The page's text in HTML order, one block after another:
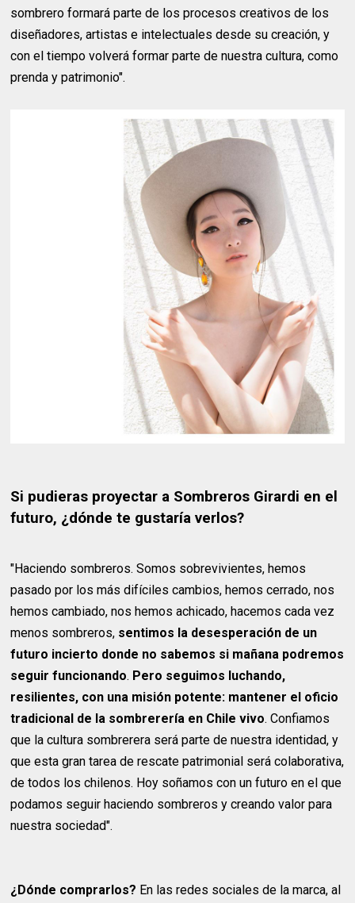
sombrero formará parte de los procesos creativos de los
diseñadores, artistas e intelectuales desde su creación, y
con el tiempo volverá formar parte de nuestra cultura, como
prenda y patrimonio".
Si pudieras proyectar a Sombreros Girardi en el
futuro, ¿dónde te gustaría verlos?
"Haciendo sombreros. Somos sobrevivientes, hemos
pasado por los más difíciles cambios, hemos cerrado, nos
hemos cambiado, nos hemos achicado, hacemos cada vez
menos sombreros, sentimos la desesperación de un
futuro incierto donde no sabemos si mañana podremos
seguir funcionando. Pero seguimos luchando,
resilientes, con una misión potente: mantener el oficio
tradicional de la sombrerería en Chile vivo. Confiamos
que la cultura sombrerera será parte de nuestra identidad, y
que esta gran tarea de rescate patrimonial será colaborativa,
de todos los chilenos. Hoy soñamos con un futuro en el que
podamos seguir haciendo sombreros y creando valor para
nuestra sociedad".
¿Dónde comprarlos? En las redes sociales de la marca, al